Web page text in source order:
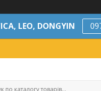
LEO, DONGYIN